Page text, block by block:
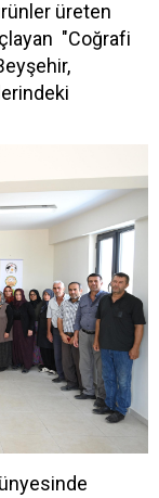
üreten
"Coğrafi